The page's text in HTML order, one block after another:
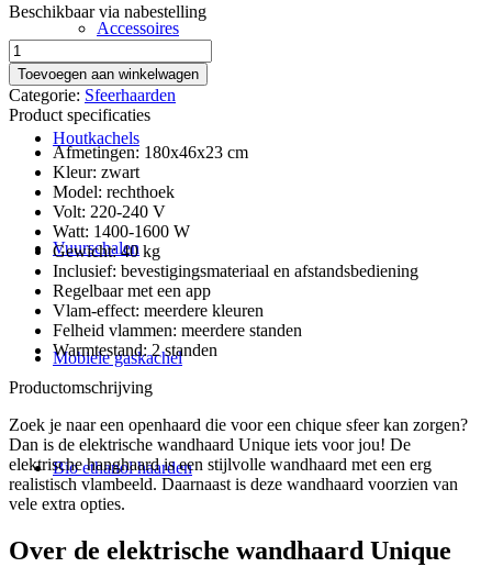
Accessoires
Houtkachels
Vuurschalen
Mobiele gaskachel
Bio ethanol haarden
Beschikbaar via nabestelling
Elektrische
wandhaard
Unique
180x46x23
cm
aantal
Toevoegen aan winkelwagen
Categorie: Sfeerhaarden
Product specificaties
Afmetingen: 180x46x23 cm
Kleur: zwart
Model: rechthoek
Volt: 220-240 V
Watt: 1400-1600 W
Gewicht: 40 kg
Inclusief: bevestigingsmateriaal en afstandsbediening
Regelbaar met een app
Vlam-effect: meerdere kleuren
Felheid vlammen: meerdere standen
Warmtestand: 2 standen
Productomschrijving
Zoek je naar een openhaard die voor een chique sfeer kan zorgen?
Dan is de elektrische wandhaard Unique iets voor jou! De
elektrische hanghaard is een stijlvolle wandhaard met een erg
realistisch vlambeeld. Daarnaast is deze wandhaard voorzien van
vele extra opties.
Over de elektrische wandhaard Unique